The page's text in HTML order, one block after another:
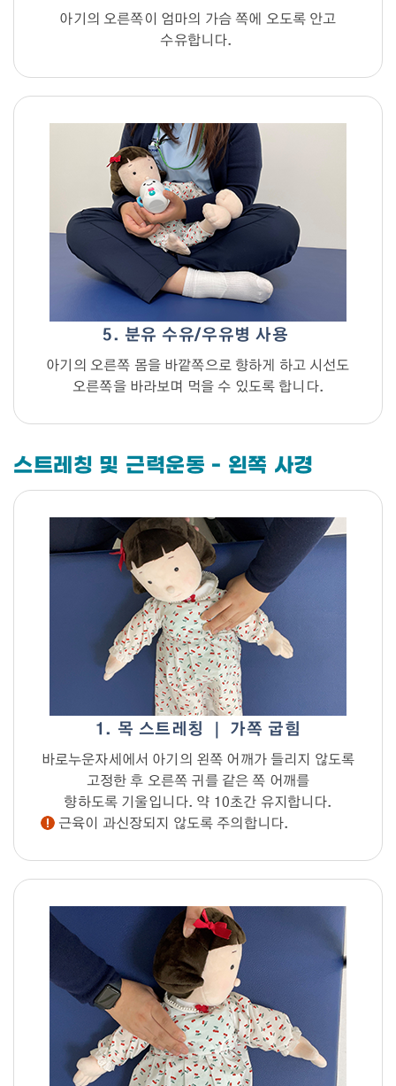
아기의 오른쪽이 엄마의 가슴 쪽에 오도록 안고
수유합니다.
5. 분유 수유/우유병 사용
아기의 오른쪽 몸을 바깥쪽으로 향하게 하고 시선도
오른쪽을 바라보며 먹을 수 있도록 합니다.
스트레칭 및 근력운동 - 왼쪽 사경
1. 목 스트레칭 ｜ 가쪽 굽힘
바로누운자세에서 아기의 왼쪽 어깨가 들리지 않도록
고정한 후 오른쪽 귀를 같은 쪽 어깨를
향하도록 기울입니다. 약 10초간 유지합니다.
근육이 과신장되지 않도록 주의합니다.